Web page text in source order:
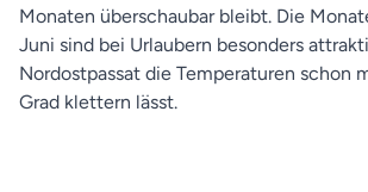
Monaten überschaubar bleibt. Die
Juni sind bei Urlaubern besonders
Nordostpassat die Temperaturen schon
Grad klettern lässt.